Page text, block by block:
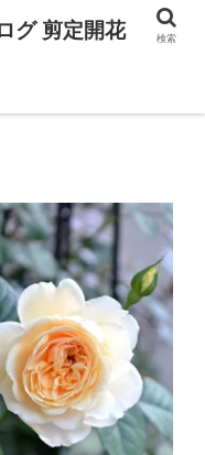
グ 剪定開花 検索